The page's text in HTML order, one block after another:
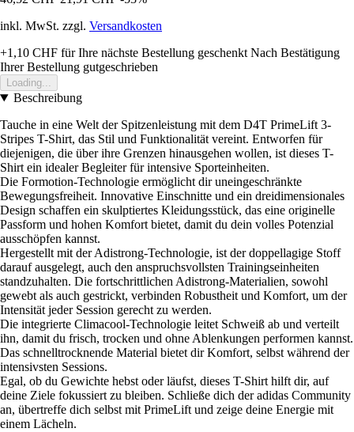
inkl. MwSt. zzgl. Versandkosten
+1,10 CHF für Ihre nächste Bestellung geschenkt Nach Bestätigung
Ihrer Bestellung gutgeschrieben
Loading...
Beschreibung
Tauche in eine Welt der Spitzenleistung mit dem D4T PrimeLift 3-
Stripes T-Shirt, das Stil und Funktionalität vereint. Entworfen für
diejenigen, die über ihre Grenzen hinausgehen wollen, ist dieses T-
Shirt ein idealer Begleiter für intensive Sporteinheiten.
Die Formotion-Technologie ermöglicht dir uneingeschränkte
Bewegungsfreiheit. Innovative Einschnitte und ein dreidimensionales
Design schaffen ein skulptiertes Kleidungsstück, das eine originelle
Passform und hohen Komfort bietet, damit du dein volles Potenzial
ausschöpfen kannst.
Hergestellt mit der Adistrong-Technologie, ist der doppellagige Stoff
darauf ausgelegt, auch den anspruchsvollsten Trainingseinheiten
standzuhalten. Die fortschrittlichen Adistrong-Materialien, sowohl
gewebt als auch gestrickt, verbinden Robustheit und Komfort, um der
Intensität jeder Session gerecht zu werden.
Die integrierte Climacool-Technologie leitet Schweiß ab und verteilt
ihn, damit du frisch, trocken und ohne Ablenkungen performen kannst.
Das schnelltrocknende Material bietet dir Komfort, selbst während der
intensivsten Sessions.
Egal, ob du Gewichte hebst oder läufst, dieses T-Shirt hilft dir, auf
deine Ziele fokussiert zu bleiben. Schließe dich der adidas Community
an, übertreffe dich selbst mit PrimeLift und zeige deine Energie mit
einem Lächeln.